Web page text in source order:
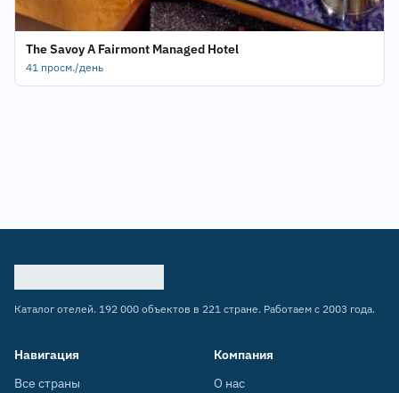
The Savoy A Fairmont Managed Hotel
41 просм./день
Каталог отелей. 192 000 объектов в 221 стране. Работаем с 2003 года.
Навигация
Все страны
Компания
О нас